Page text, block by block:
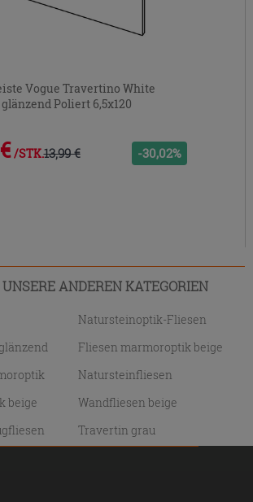
Vogue Travertino White
Poliert 6,5x120
/STK.13,99 € -30,02%
ANDEREN KATEGORIEN
Natursteinoptik-Fliesen
Fliesen marmoroptik beige
Natursteinfliesen
beige
Wandfliesen beige
Travertin grau